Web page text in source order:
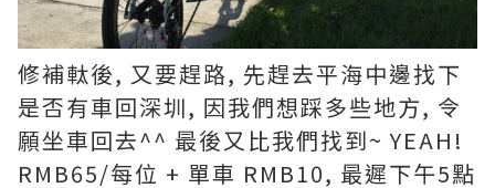
修補軚後, 又要趕路, 先趕去平海中邊找下
是否有車回深圳, 因我們想踩多些地方, 令
願坐車回去^^ 最後又比我們找到~ YEAH!
RMB65/每位 + 單車 RMB10, 最遲下午5點